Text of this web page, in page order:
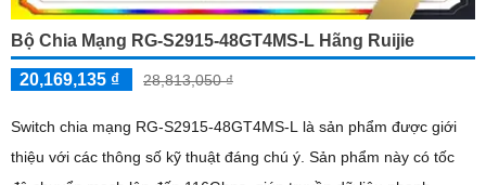
Bộ Chia Mạng RG-S2915-48GT4MS-L Hãng Ruijie
20,169,135 ₫ 28,813,050 ₫
Switch chia mạng RG-S2915-48GT4MS-L là sản phẩm được giới
thiệu với các thông số kỹ thuật đáng chú ý. Sản phẩm này có tốc